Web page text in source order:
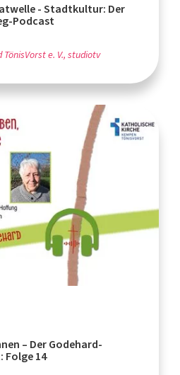
- Stadtkultur: Der
Podcast
e. V., studiotv
– Der Godehard-
Folge 14